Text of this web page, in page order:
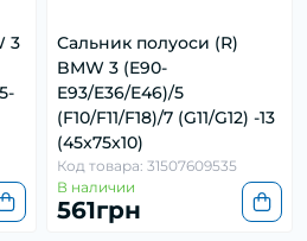
3
Сальник полуоси (R)
BMW 3 (E90-
E93/E36/E46)/5
(F10/F11/F18)/7 (G11/G12) -13
(45x75x10)
Код товара: 31507609535
В наличии
561грн